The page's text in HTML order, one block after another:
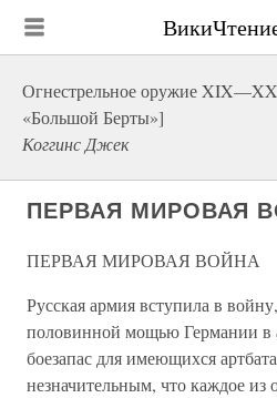
Огнестрельное оружие
«Большой Берты»]
Коггинс Джек
ПЕРВАЯ МИРОВАЯ
ПЕРВАЯ МИРОВАЯ ВОЙНА
Русская армия вступила в
половинной мощью Германии
боезапас для имеющихся
незначительным, что каждое из